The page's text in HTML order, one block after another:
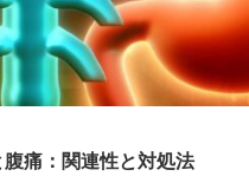
腹痛：関連性と対処法